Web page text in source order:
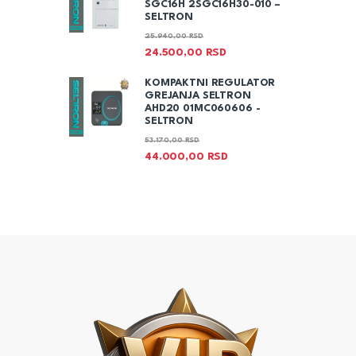
SGC16H 2SGC16H30-010 –
SELTRON
24.500,00 RSD
25.940,00RSD
KOMPAKTNI REGULATOR
GREJANJA SELTRON
AHD20 01MC060606 -
SELTRON
44.000,00 RSD
53.170,00RSD